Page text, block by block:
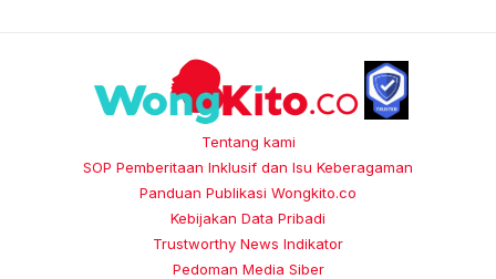
Tentang kami
SOP Pemberitaan Inklusif dan Isu Keberagaman
Panduan Publikasi Wongkito.co
Kebijakan Data Pribadi
Trustworthy News Indikator
Pedoman Media Siber